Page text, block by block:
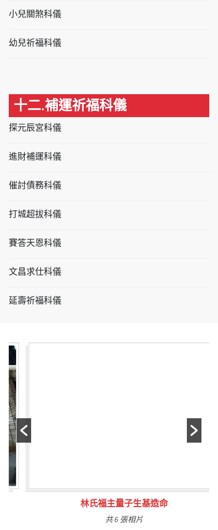
小兒關煞科儀
幼兒祈福科儀
十二.補運祈福科儀
探元辰宮科儀
進財補運科儀
催討債務科儀
打城超拔科儀
賽答天恩科儀
文昌求仕科儀
延壽祈福科儀
林氏福主量子生基造命
共 6 張相片